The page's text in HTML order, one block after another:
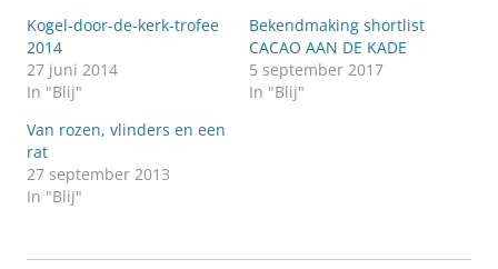
Kogel-door-de-kerk-trofee
2014
27 juni 2014
In "Blij"
Bekendmaking shortlist
CACAO AAN DE KADE
5 september 2017
In "Blij"
Van rozen, vlinders en een
rat
27 september 2013
In "Blij"